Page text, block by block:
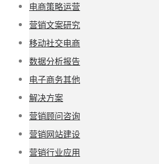
电商策略运营
营销文案研究
移动社交电商
数据分析报告
电子商务其他
解决方案
营销顾问咨询
营销网站建设
营销行业应用